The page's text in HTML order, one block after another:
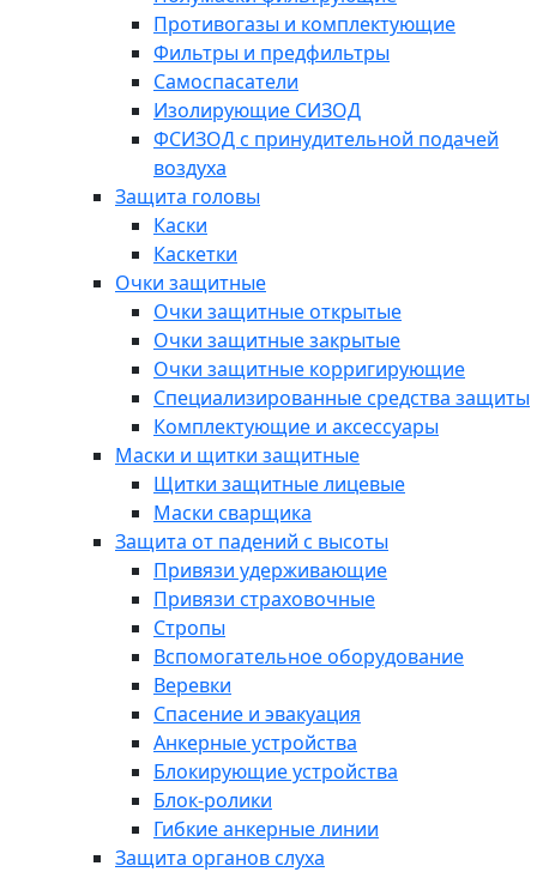
Противогазы и комплектующие
Фильтры и предфильтры
Самоспасатели
Изолирующие СИЗОД
ФСИЗОД с принудительной подачей
воздуха
Защита головы
Каски
Каскетки
Очки защитные
Очки защитные открытые
Очки защитные закрытые
Очки защитные корригирующие
Специализированные средства защиты
Комплектующие и аксессуары
Маски и щитки защитные
Щитки защитные лицевые
Маски сварщика
Защита от падений с высоты
Привязи удерживающие
Привязи страховочные
Стропы
Вспомогательное оборудование
Веревки
Спасение и эвакуация
Анкерные устройства
Блокирующие устройства
Блок-ролики
Гибкие анкерные линии
Защита органов слуха